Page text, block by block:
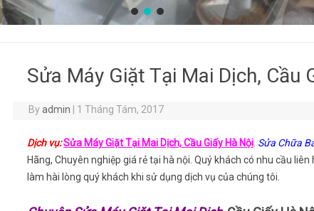
Sửa Máy Giặt Tại Mai Dịch, Cầu
Byadmin 1 Tháng Tám, 2017
Dịch vụ:Sửa Máy Giặt Tại Mai Dịch, Cầu Giấy Hà Nội. Sửa Chữa
Hãng, Chuyên nghiệp giá rẻ tại hà nội. Quý khách có nhu cầu
làm hài lòng quý khách khi sử dụng dịch vụ của chúng tôi.